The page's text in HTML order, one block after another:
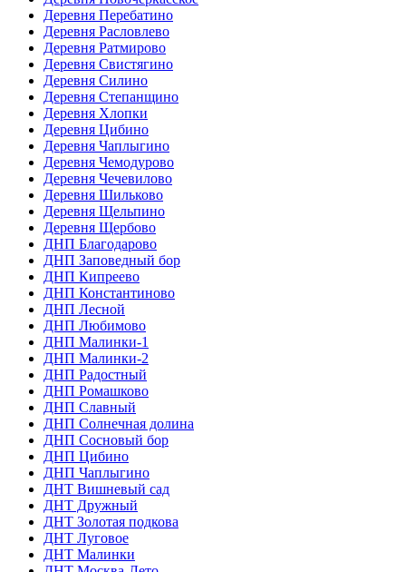
Деревня Перебатино
Деревня Расловлево
Деревня Ратмирово
Деревня Свистягино
Деревня Силино
Деревня Степанщино
Деревня Хлопки
Деревня Цибино
Деревня Чаплыгино
Деревня Чемодурово
Деревня Чечевилово
Деревня Шильково
Деревня Щельпино
Деревня Щербово
ДНП Благодарово
ДНП Заповедный бор
ДНП Кипреево
ДНП Константиново
ДНП Лесной
ДНП Любимово
ДНП Малинки-1
ДНП Малинки-2
ДНП Радостный
ДНП Ромашково
ДНП Славный
ДНП Солнечная долина
ДНП Сосновый бор
ДНП Цибино
ДНП Чаплыгино
ДНТ Вишневый сад
ДНТ Дружный
ДНТ Золотая подкова
ДНТ Луговое
ДНТ Малинки